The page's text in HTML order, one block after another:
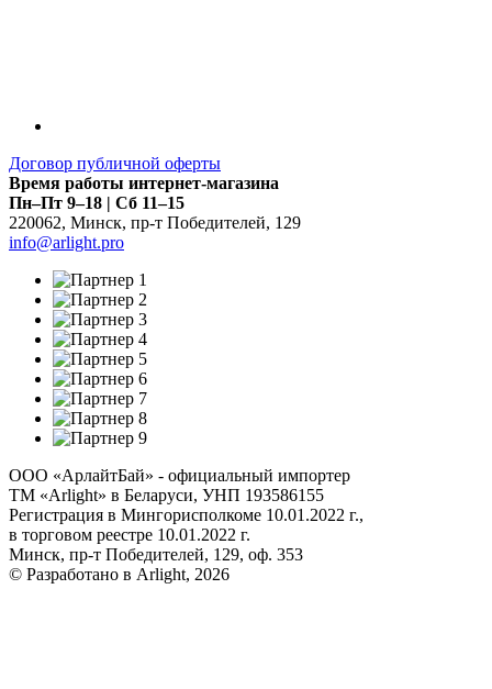
Договор публичной оферты
Время работы интернет-магазина
Пн–Пт 9–18 | Сб 11–15
220062, Минск, пр-т Победителей, 129
info@arlight.pro
ООО «АрлайтБай» - официальный импортер
ТМ «Arlight» в Беларуси, УНП 193586155
Регистрация в Мингорисполкоме 10.01.2022 г.,
в торговом реестре 10.01.2022 г.
Минск, пр-т Победителей, 129, оф. 353
© Разработано в Arlight, 2026